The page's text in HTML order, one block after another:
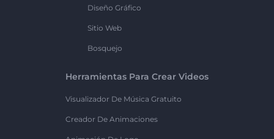
Diseño Gráfico
Sitio Web
Bosquejo
Herramientas Para Crear Videos
Visualizador De Música Gratuito
Creador De Animaciones